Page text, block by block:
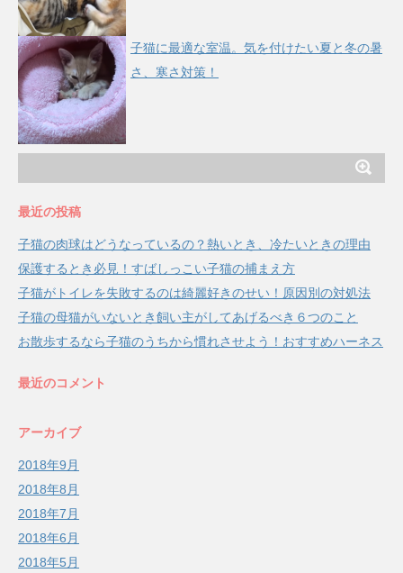
子猫に最適な室温。気を付けたい夏と冬の暑
さ、寒さ対策！
最近の投稿
子猫の肉球はどうなっているの？熱いとき、冷たいときの理由
保護するとき必見！すばしっこい子猫の捕まえ方
子猫がトイレを失敗するのは綺麗好きのせい！原因別の対処法
子猫の母猫がいないとき飼い主がしてあげるべき６つのこと
お散歩するなら子猫のうちから慣れさせよう！おすすめハーネス
最近のコメント
アーカイブ
2018年9月
2018年8月
2018年7月
2018年6月
2018年5月